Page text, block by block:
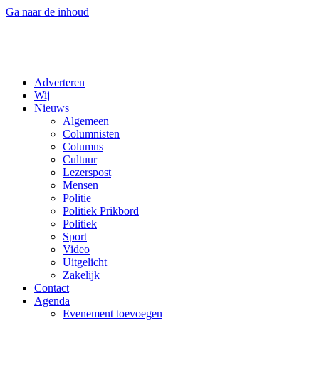
Ga naar de inhoud
Adverteren
Wij
Nieuws
Algemeen
Columnisten
Columns
Cultuur
Lezerspost
Mensen
Politie
Politiek Prikbord
Politiek
Sport
Video
Uitgelicht
Zakelijk
Contact
Agenda
Evenement toevoegen